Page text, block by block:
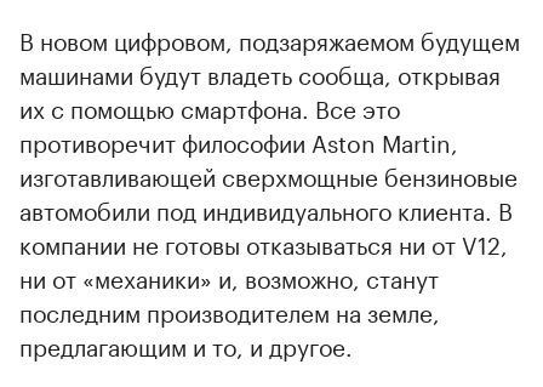
00:00 / 00:00
В новом цифровом, подзаряжаемом будущем
машинами будут владеть сообща, открывая
их с помощью смартфона. Все это
противоречит философии Aston Martin,
изготавливающей сверхмощные бензиновые
автомобили под индивидуального клиента. В
компании не готовы отказываться ни от V12,
ни от «механики» и, возможно, станут
последним производителем на земле,
предлагающим и то, и другое.